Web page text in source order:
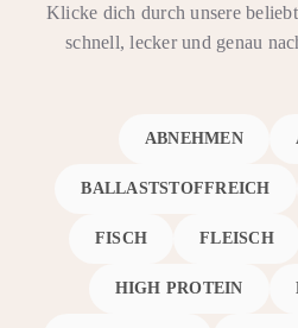
Klicke dich durch unsere
schnell, lecker und genau
ABNEHMEN
BALLASTSTOFFREICH
FISCH FLEISCH
HIGH PROTEIN